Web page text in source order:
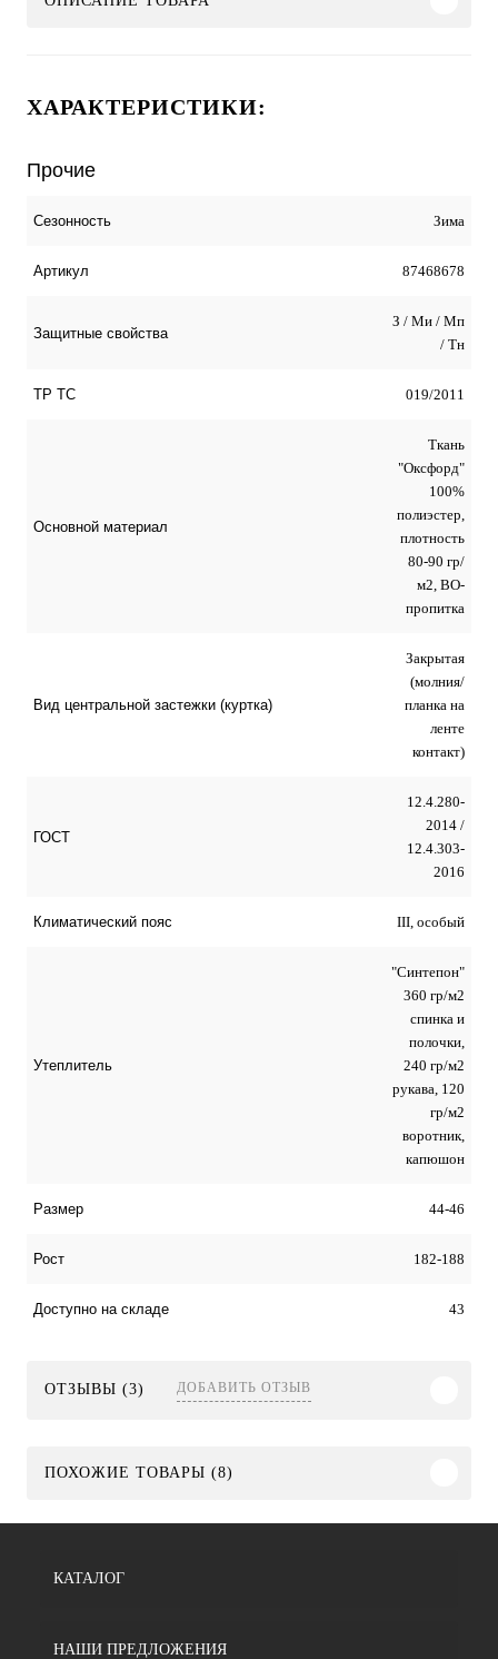
ХАРАКТЕРИСТИКИ:
Прочие
Сезонность Зима
Артикул 87468678
Защитные свойства
З / Ми / Мп
/ Тн
ТР ТС 019/2011
Основной материал
Ткань
"Оксфорд"
100%
полиэстер,
плотность
80-90 гр/
м2, ВО-
пропитка
Вид центральной застежки (куртка)
Закрытая
(молния/
планка на
ленте
контакт)
ГОСТ
12.4.280-
2014 /
12.4.303-
2016
Климатический пояс III, особый
Утеплитель
"Синтепон"
360 гр/м2
спинка и
полочки,
240 гр/м2
рукава, 120
гр/м2
воротник,
капюшон
Размер 44-46
Рост 182-188
Доступно на складе 43
ОТЗЫВЫ (3) ДОБАВИТЬ ОТЗЫВ
ПОХОЖИЕ ТОВАРЫ (8)
КАТАЛОГ
НАШИ ПРЕДЛОЖЕНИЯ